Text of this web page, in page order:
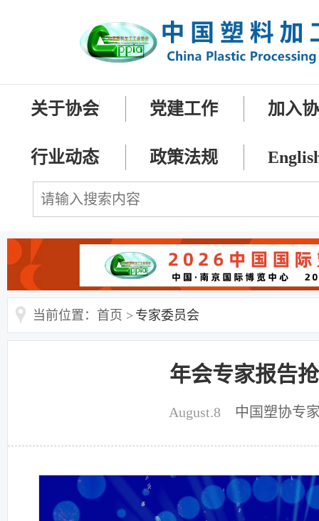
关于协会 党建工作 加入
行业动态 政策法规
当前位置：首页 > 专家委员会
年会专家报告
August.8 中国塑协专